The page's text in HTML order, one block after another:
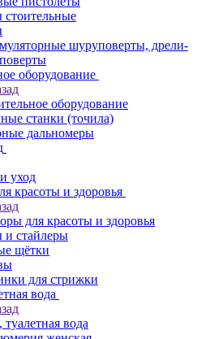
шуруповерты, дрели-
оборудование
оборудование
станки (точила)
дальномеры
уход
красоты и здоровья
для красоты и здоровья
стайлеры
щётки
для стрижки
вода
вода